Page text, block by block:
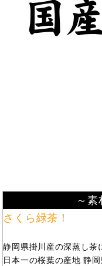
～素
さくら緑茶！
静岡県掛川産の深蒸し茶
日本一の桜葉の産地 静